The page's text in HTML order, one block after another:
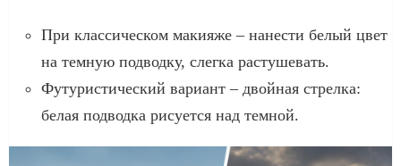
При классическом макияже – нанести белый цвет
на темную подводку, слегка растушевать.
Футуристический вариант – двойная стрелка:
белая подводка рисуется над темной.